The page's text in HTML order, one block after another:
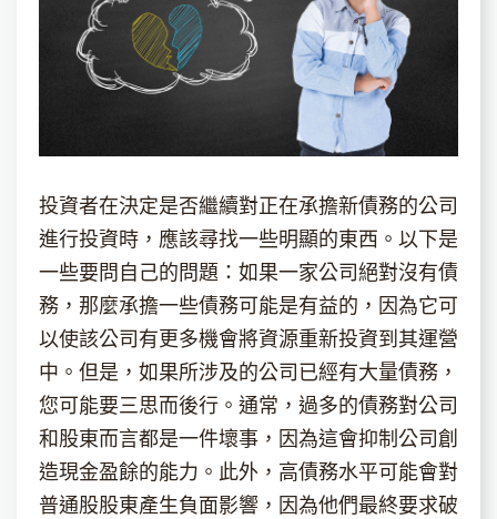
投資者在決定是否繼續對正在承擔新債務的公司
進行投資時，應該尋找一些明顯的東西。以下是
一些要問自己的問題：如果一家公司絕對沒有債
務，那麼承擔一些債務可能是有益的，因為它可
以使該公司有更多機會將資源重新投資到其運營
中。但是，如果所涉及的公司已經有大量債務，
您可能要三思而後行。通常，過多的債務對公司
和股東而言都是一件壞事，因為這會抑制公司創
造現金盈餘的能力。此外，高債務水平可能會對
普通股股東產生負面影響，因為他們最終要求破